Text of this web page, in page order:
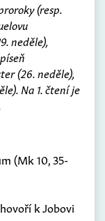
(resp.
neděle),
(26. neděle),
Na 1. čtení je
(Mk 10, 35-
k Jobovi